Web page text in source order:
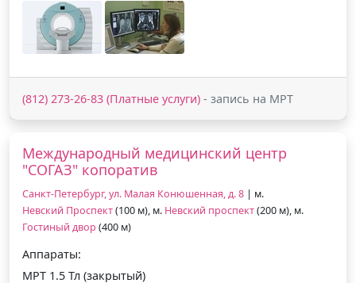
(812) 273-26-83 (Платные услуги) - запись на МРТ
Международный медицинский центр
"СОГАЗ" копоратив
Санкт-Петербург, ул. Малая Конюшенная, д. 8 | м.
Невский Проспект(100 м), м. Невский проспект(200 м), м.
Гостиный двор (400 м)
Аппараты:
МРТ 1.5 Тл (закрытый)